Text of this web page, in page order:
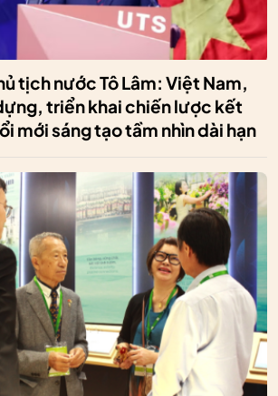
tịch nước Tô Lâm: Việt Nam,
triển khai chiến lược kết
mới sáng tạo tầm nhìn dài hạn